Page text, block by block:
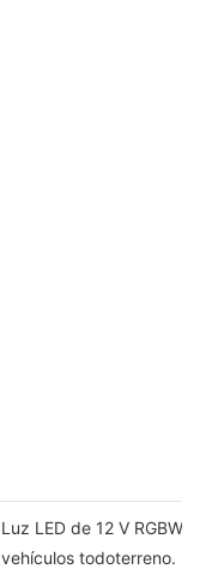
Luz LED de 12 V RGBW,
vehículos todoterreno.